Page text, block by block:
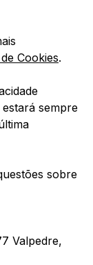
Cookies.
sempre
sobre
Valpedre,